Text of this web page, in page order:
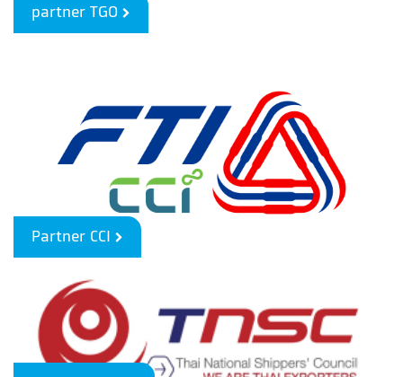
partner TGO
Partner CCI